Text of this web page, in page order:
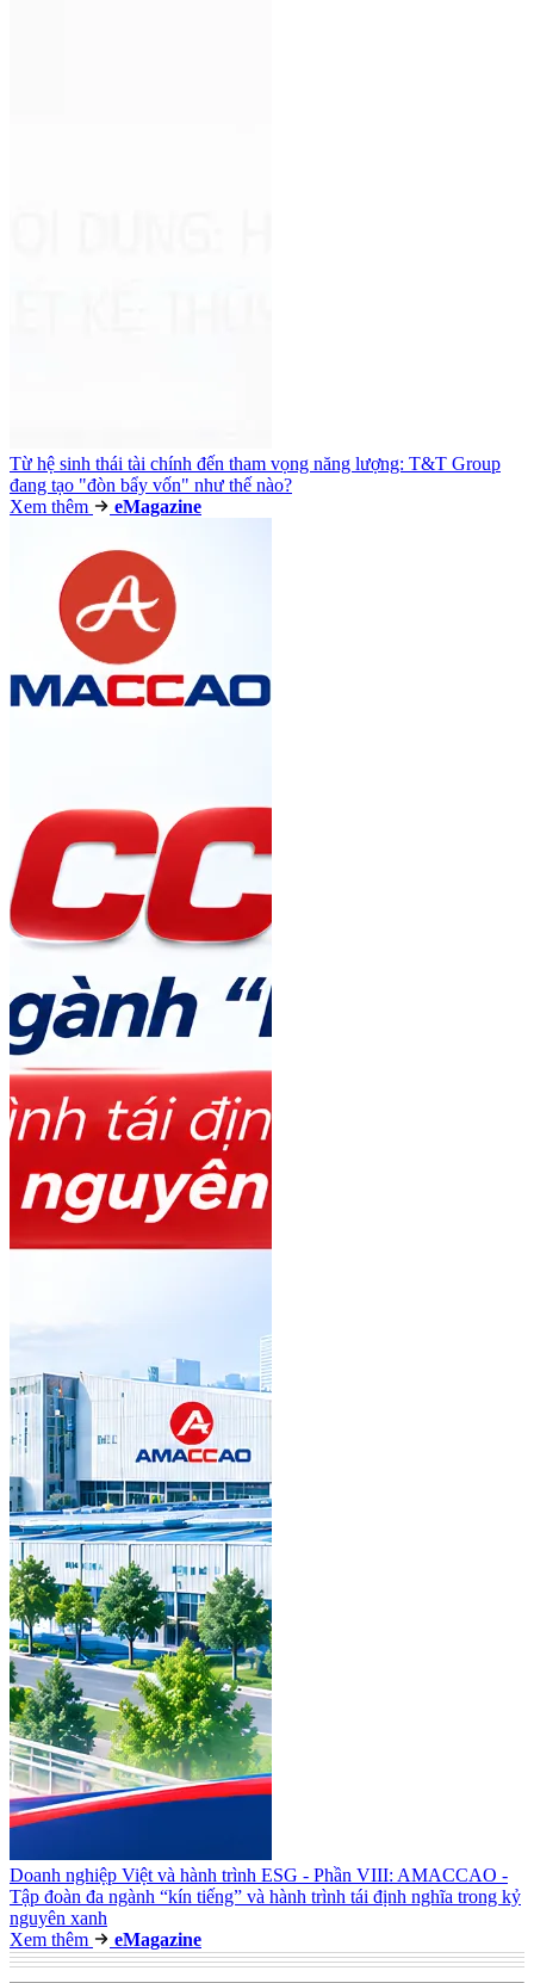
Từ hệ sinh thái tài chính đến tham vọng năng lượng: T&T Group
đang tạo "đòn bẩy vốn" như thế nào?
Xem thêm
eMagazine
Doanh nghiệp Việt và hành trình ESG - Phần VIII: AMACCAO -
Tập đoàn đa ngành “kín tiếng” và hành trình tái định nghĩa trong kỷ
nguyên xanh
Xem thêm
eMagazine